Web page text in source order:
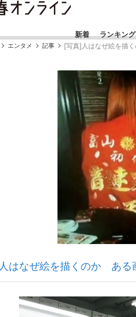
新着 ランキング
「90%は失敗する。でも…」本田圭
観る将棋、読む将棋
おすす
#藤田晋
#玉木雄
エンタメ 記事 [写真]人はなぜ絵を描
人はなぜ絵を描くのか ある